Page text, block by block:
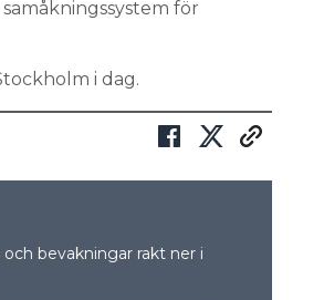
för
i dag.
bevakningar rakt ner i